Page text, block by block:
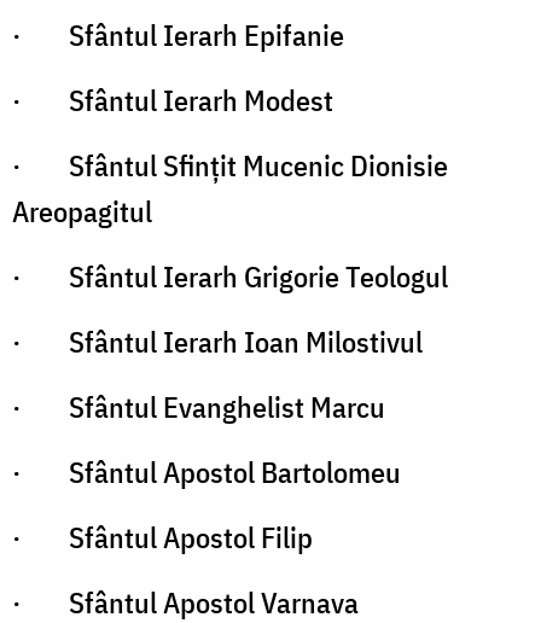
· Sfântul Ierarh Epifanie
· Sfântul Ierarh Modest
· Sfântul Sfinţit Mucenic Dionisie
Areopagitul
· Sfântul Ierarh Grigorie Teologul
· Sfântul Ierarh Ioan Milostivul
· Sfântul Evanghelist Marcu
· Sfântul Apostol Bartolomeu
· Sfântul Apostol Filip
· Sfântul Apostol Varnava